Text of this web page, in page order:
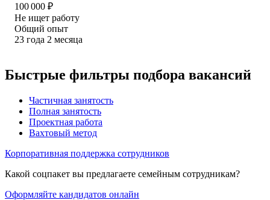
100 000 ₽
Не ищет работу
Общий опыт
23 года 2 месяца
Быстрые фильтры подбора вакансий
Частичная занятость
Полная занятость
Проектная работа
Вахтовый метод
Корпоративная поддержка сотрудников
Какой соцпакет вы предлагаете семейным сотрудникам?
Оформляйте кандидатов онлайн